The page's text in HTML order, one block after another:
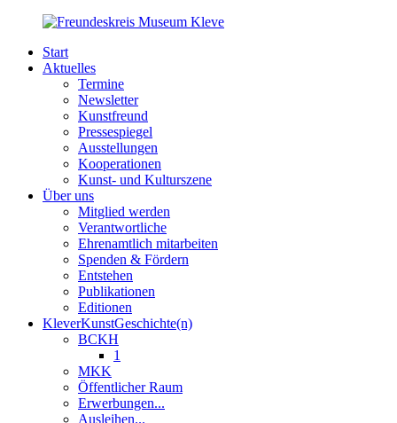
Start
Aktuelles
Termine
Newsletter
Kunstfreund
Pressespiegel
Ausstellungen
Kooperationen
Kunst- und Kulturszene
Über uns
Mitglied werden
Verantwortliche
Ehrenamtlich mitarbeiten
Spenden & Fördern
Entstehen
Publikationen
Editionen
KleverKunstGeschichte(n)
BCKH
1
MKK
Öffentlicher Raum
Erwerbungen...
Ausleihen...